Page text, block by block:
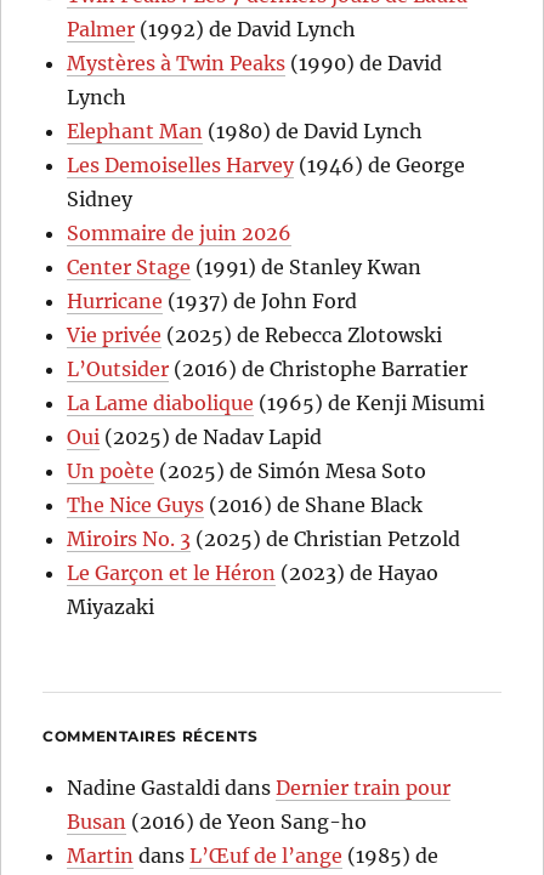
Palmer (1992) de David Lynch
Mystères à Twin Peaks (1990) de David
Lynch
Elephant Man (1980) de David Lynch
Les Demoiselles Harvey(1946) de George
Sidney
Sommaire de juin 2026
Center Stage (1991) de Stanley Kwan
Hurricane (1937) de John Ford
Vie privée (2025) de Rebecca Zlotowski
L’Outsider (2016) de Christophe Barratier
La Lame diabolique (1965) de Kenji Misumi
Oui (2025) de Nadav Lapid
Un poète (2025) de Simón Mesa Soto
The Nice Guys (2016) de Shane Black
Miroirs No. 3 (2025) de Christian Petzold
Le Garçon et le Héron (2023) de Hayao
Miyazaki
COMMENTAIRES RÉCENTS
Nadine Gastaldi dansDernier train pour
Busan (2016) de Yeon Sang-ho
Martin dansL’Œuf de l’ange (1985) de